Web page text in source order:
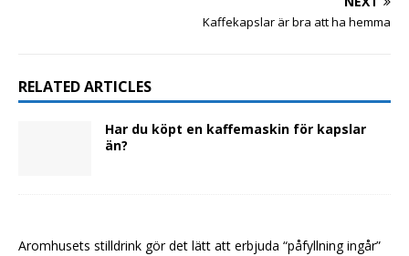
Kaffekapslar är bra att ha hemma
RELATED ARTICLES
Har du köpt en kaffemaskin för kapslar
än?
Aromhusets stilldrink gör det lätt att erbjuda “påfyllning ingår”